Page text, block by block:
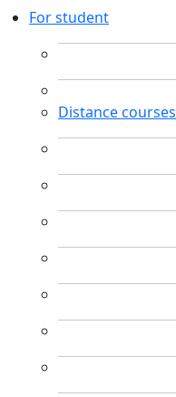
For student
Distance courses